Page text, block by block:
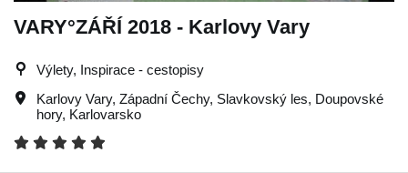
VARY°ZÁŘÍ 2018 - Karlovy Vary
Výlety, Inspirace - cestopisy
Karlovy Vary, Západní Čechy, Slavkovský les, Doupovské
hory, Karlovarsko